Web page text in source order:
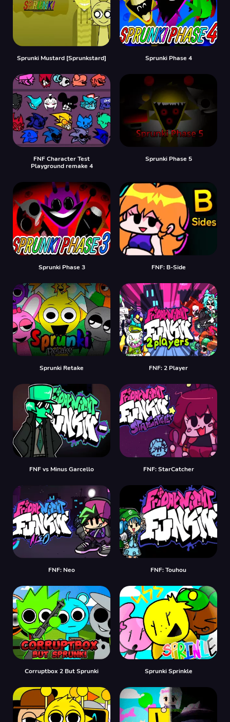
Sprunki Mustard [Sprunkstard] Sprunki Phase 4
FNF Character Test
Playground remake 4
Sprunki Phase 5
Sprunki Phase 3 FNF: B-Side
Sprunki Retake FNF: 2 Player
FNF vs Minus Garcello FNF: StarCatcher
FNF: Neo FNF: Touhou
Corruptbox 2 But Sprunki Sprunki Sprinkle